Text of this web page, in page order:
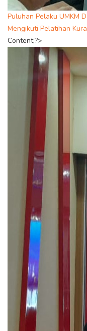
Puluhan Pelaku UMKM
Mengikuti Pelatihan
Content;?>